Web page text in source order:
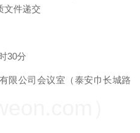
文件递交
30分
限公司会议室（泰安巾长城路
）